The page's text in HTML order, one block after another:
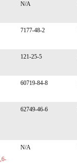
N/A
7177-48-2
121-25-5
60719-84-8
62749-46-6
N/A